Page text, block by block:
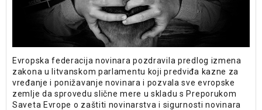
Evropska federacija novinara pozdravila predlog izmena
zakona u litvanskom parlamentu koji predviđa kazne za
vređanje i ponižavanje novinara i pozvala sve evropske
zemlje da sprovedu slične mere u skladu s Preporukom
Saveta Evrope o zaštiti novinarstva i sigurnosti novinara